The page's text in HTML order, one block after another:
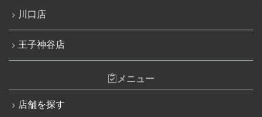
Nintendo Siwtch充電コネクタ修理
Nintendo Switchタッチパネル修理交換
Nintendo Switchゲームカードスロット修理
Nintendo Switch SDカードスロット修理
Nintendo Switch基板破損修理（軽度）
iPhone 14
iPhone 14 Pro
iPhone 14 Pro Max
iPhone 15
川口店
王子神谷店
メニュー
店舗を探す